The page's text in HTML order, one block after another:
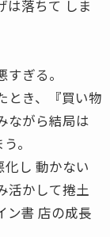
は落ちて しま
ぎる。
とき、『買い物
ながら結局は
。
し 動かない
活かして捲土
ン書 店の成長